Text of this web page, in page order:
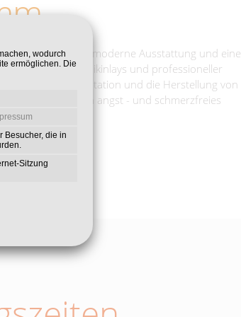
wodurch
ermöglichen. Die
Besucher, die in
Sitzung
Leistungen, eine moderne Ausstattung und eine
Veneers, Keramikinlays und professioneller
Implantation und die Herstellung von
um so ein angst - und schmerzfreies